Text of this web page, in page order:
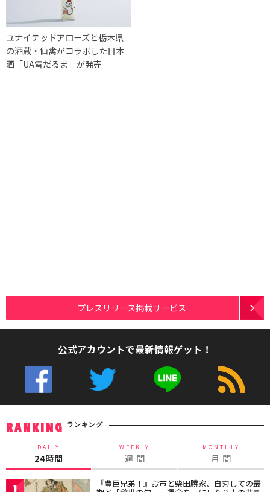
ユナイテッドアローズと栃木県
の酒蔵・仙禽がコラボした日本
酒「UA雪だるま」が発売
プレスリリース掲載サービス
公式アカウントで最新情報ゲット！
RANKING ランキング
DAILY
24時間
WEEKLY
週 間
MONTHLY
月 間
1 『豊臣兄弟！』お市と柴田勝家、自刃しての最